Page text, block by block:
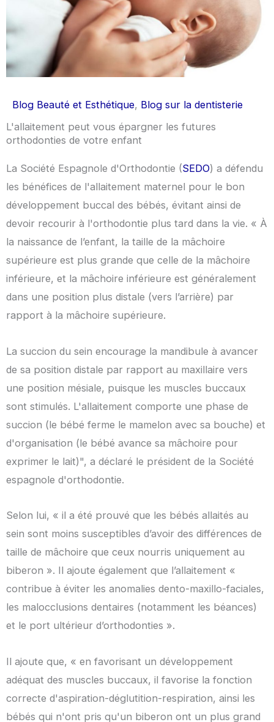
Blog Beauté et Esthétique, Blog sur la dentisterie
L'allaitement peut vous épargner les futures
orthodonties de votre enfant
La Société Espagnole d'Orthodontie (SEDO) a défendu
les bénéfices de l'allaitement maternel pour le bon
développement buccal des bébés, évitant ainsi de
devoir recourir à l'orthodontie plus tard dans la vie. « À
la naissance de l’enfant, la taille de la mâchoire
supérieure est plus grande que celle de la mâchoire
inférieure, et la mâchoire inférieure est généralement
dans une position plus distale (vers l’arrière) par
rapport à la mâchoire supérieure.
La succion du sein encourage la mandibule à avancer
de sa position distale par rapport au maxillaire vers
une position mésiale, puisque les muscles buccaux
sont stimulés. L'allaitement comporte une phase de
succion (le bébé ferme le mamelon avec sa bouche) et
d'organisation (le bébé avance sa mâchoire pour
exprimer le lait)", a déclaré le président de la Société
espagnole d'orthodontie.
Selon lui, « il a été prouvé que les bébés allaités au
sein sont moins susceptibles d’avoir des différences de
taille de mâchoire que ceux nourris uniquement au
biberon ». Il ajoute également que l’allaitement «
contribue à éviter les anomalies dento-maxillo-faciales,
les malocclusions dentaires (notamment les béances)
et le port ultérieur d’orthodonties ».
Il ajoute que, « en favorisant un développement
adéquat des muscles buccaux, il favorise la fonction
correcte d'aspiration-déglutition-respiration, ainsi les
bébés qui n'ont pris qu'un biberon ont un plus grand